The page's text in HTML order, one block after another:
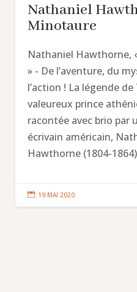
Nathaniel
Minotaure
Nathaniel Hawthorne,
» - De l’aventure, du
l’action ! La légende de
valeureux prince
racontée avec brio par
écrivain américain,
Hawthorne (1804-
 19 MAI 2020